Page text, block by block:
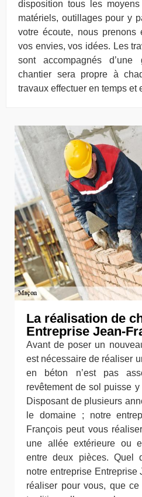
disposition tous les
matériels, outillages pour y
votre écoute, nous prenons
vos envies, vos idées. Les
sont accompagnés d’une
chantier sera propre à
travaux effectuer en temps et
La réalisation de
Entreprise Jean-
Avant de poser un
est nécessaire de réaliser
en béton n’est pas
revêtement de sol puisse
Disposant de plusieurs
le domaine ; notre
François peut vous
une allée extérieure ou
entre deux pièces. Quel
notre entreprise Entreprise
réaliser pour vous, que